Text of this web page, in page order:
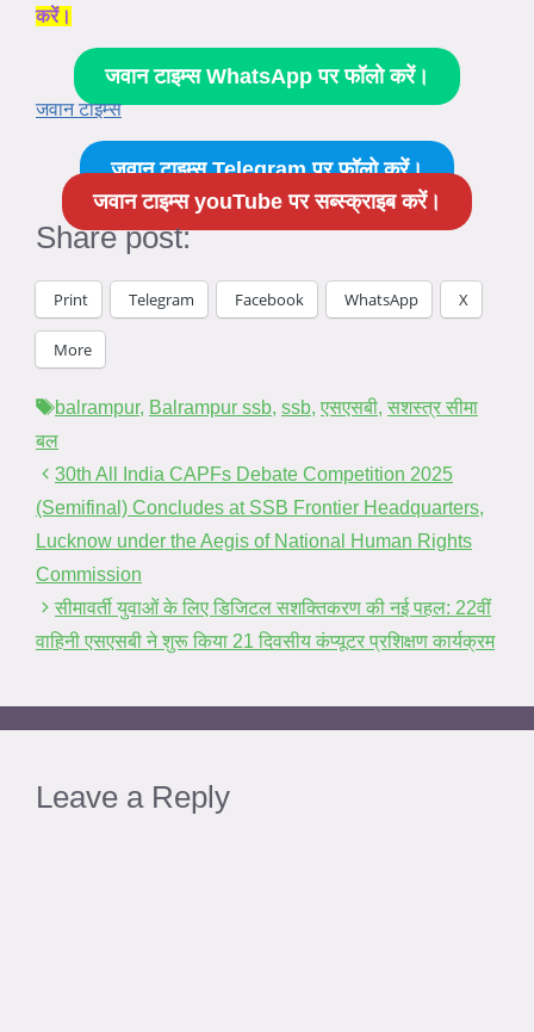
करें।
जवान टाइम्स WhatsApp पर फॉलो करें।
जवान टाइम्स
जवान टाइम्स Telegram पर फॉलो करें।
जवान टाइम्स youTube पर सब्स्क्राइब करें।
Share post:
Print Telegram Facebook WhatsApp X
More
Tags
balrampur, Balrampur ssb, ssb, एसएसबी, सशस्त्र सीमा
बल
30th All India CAPFs Debate Competition 2025
(Semifinal) Concludes at SSB Frontier Headquarters,
Lucknow under the Aegis of National Human Rights
Commission
सीमावर्ती युवाओं के लिए डिजिटल सशक्तिकरण की नई पहल: 22वीं
वाहिनी एसएसबी ने शुरू किया 21 दिवसीय कंप्यूटर प्रशिक्षण कार्यक्रम
Leave a Reply